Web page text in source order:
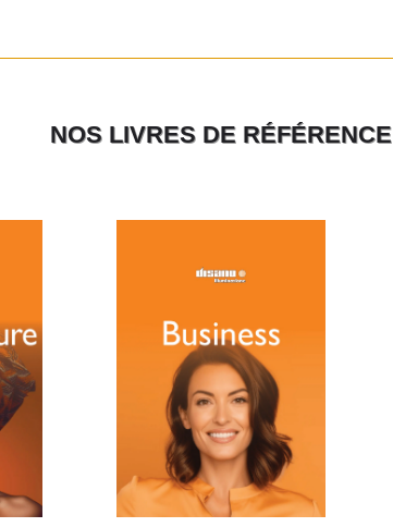
NOS LIVRES DE RÉFÉRENCE